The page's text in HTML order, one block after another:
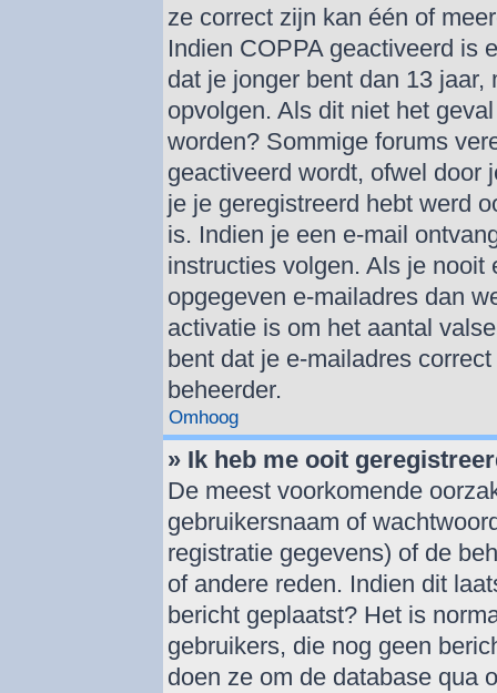
ze correct zijn kan één of
Indien COPPA geactiveerd is
dat je jonger bent dan 13
opvolgen. Als dit niet het
worden? Sommige forums
geactiveerd wordt, ofwel door
je je geregistreerd hebt werd
is. Indien je een e-mail
instructies volgen. Als je
opgegeven e-mailadres dan
activatie is om het aantal
bent dat je e-mailadres
beheerder.
Omhoog
» Ik heb me ooit
De meest voorkomende
gebruikersnaam of
registratie gegevens) of de
of andere reden. Indien dit
bericht geplaatst? Het is
gebruikers, die nog geen
doen ze om de database qua